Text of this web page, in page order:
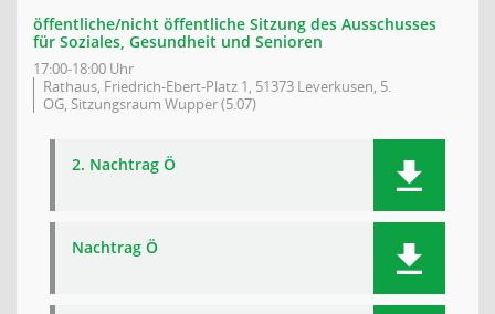
öffentliche/nicht öffentliche Sitzung des Ausschusses
für Soziales, Gesundheit und Senioren
17:00-18:00 Uhr
Rathaus, Friedrich-Ebert-Platz 1, 51373 Leverkusen, 5.
OG, Sitzungsraum Wupper (5.07)
2. Nachtrag Ö
Nachtrag Ö